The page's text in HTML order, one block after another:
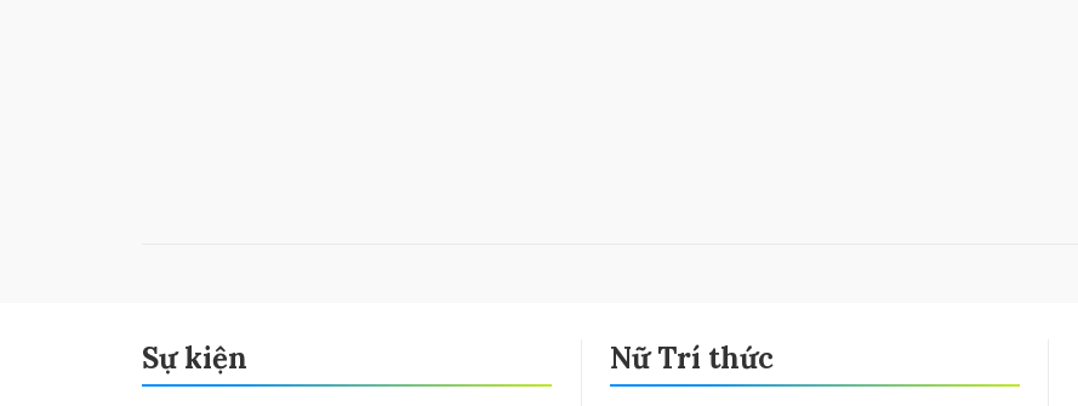
Sự kiện Nữ Trí thức